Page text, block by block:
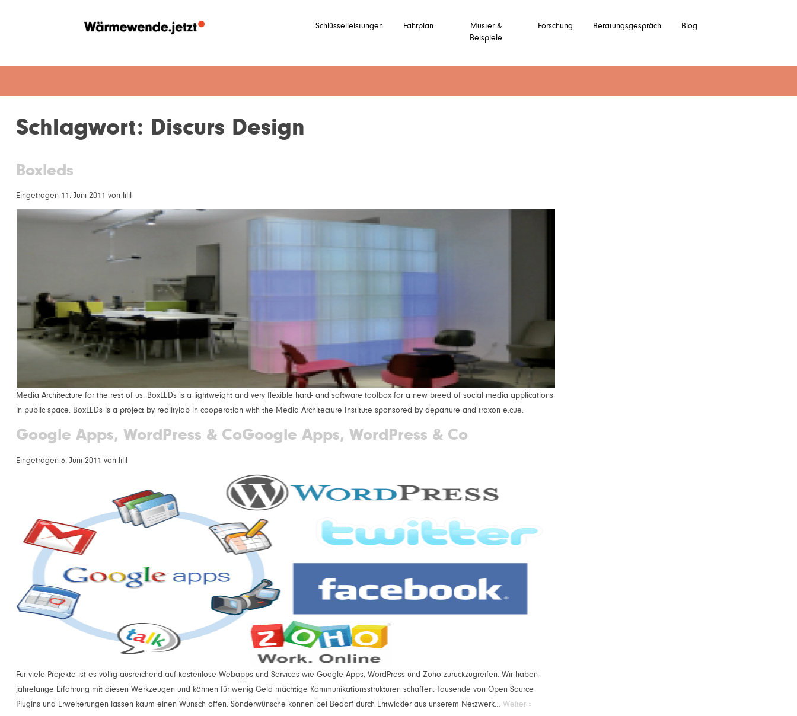
Schlüsselleistungen Fahrplan
Muster &
Beispiele
Forschung Beratungsgespräch Blog
Schlagwort: Discurs Design
Boxleds
Eingetragen 11. Juni 2011 von lilil
Media Architecture for the rest of us. BoxLEDs is a lightweight and very flexible hard- and software toolbox for a new breed of social media applications
in public space. BoxLEDs is a project by realitylab in cooperation with the Media Architecture Institute sponsored by departure and traxon e:cue.
Google Apps, WordPress & CoGoogle Apps, WordPress & Co
Eingetragen 6. Juni 2011 von lilil
Für viele Projekte ist es völlig ausreichend auf kostenlose Webapps und Services wie Google Apps, WordPress und Zoho zurückzugreifen. Wir haben
jahrelange Erfahrung mit diesen Werkzeugen und können für wenig Geld mächtige Kommunikationsstrukturen schaffen. Tausende von Open Source
Plugins und Erweiterungen lassen kaum einen Wunsch offen. Sonderwünsche können bei Bedarf durch Entwickler aus unserem Netzwerk… Weiter »